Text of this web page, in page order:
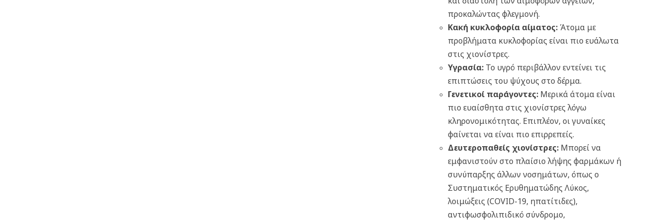
προκαλώντας φλεγμονή.
Κακή κυκλοφορία αίματος:Άτομα με
προβλήματα κυκλοφορίας είναι πιο ευάλωτα
στις χιονίστρες.
Υγρασία:Το υγρό περιβάλλον εντείνει τις
επιπτώσεις του ψύχους στο δέρμα.
Γενετικοί παράγοντες:Μερικά άτομα είναι
πιο ευαίσθητα στις χιονίστρες λόγω
κληρονομικότητας. Επιπλέον, οι γυναίκες
φαίνεται να είναι πιο επιρρεπείς.
Δευτεροπαθείς χιονίστρες:Μπορεί να
εμφανιστούν στο πλαίσιο λήψης φαρμάκων ή
συνύπαρξης άλλων νοσημάτων, όπως ο
Συστηματικός Ερυθηματώδης Λύκος,
λοιμώξεις (COVID-19, ηπατίτιδες),
αντιφωσφολιπιδικό σύνδρομο,